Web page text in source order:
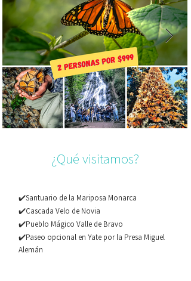
¿Qué visitamos?
✔️Santuario de la Mariposa Monarca
✔️Cascada Velo de Novia
✔️Pueblo Mágico Valle de Bravo
✔️Paseo opcional en Yate por la Presa Miguel
Alemán